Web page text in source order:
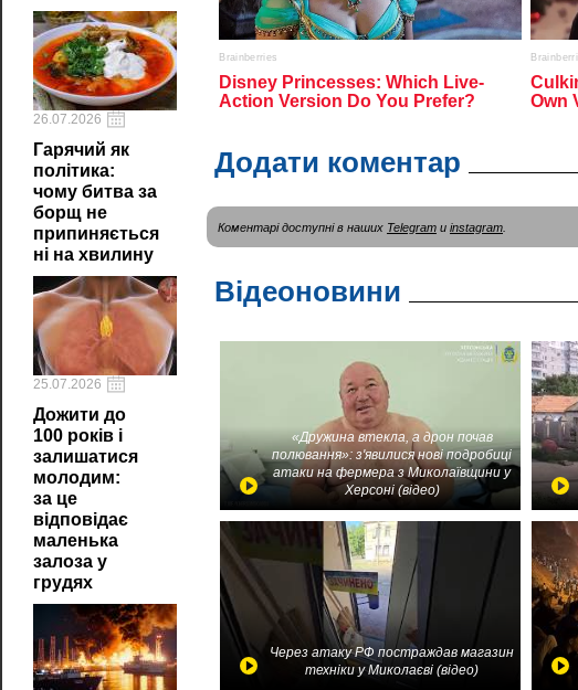
26.07.2026
Гарячий як
політика:
чому битва за
борщ не
припиняється
ні на хвилину
25.07.2026
Дожити до
100 років і
залишатися
молодим:
за це
відповідає
маленька
залоза у
грудях
Додати коментар
Коментарі доступні в наших Telegram и instagram
Відеоновини
«Дружина втекла, а дрон почав
полювання»: з'явилися нові подробиці
атаки на фермера з Миколаївщини у
Херсоні (відео)
Через атаку РФ постраждав магазин
техніки у Миколаєві (відео)